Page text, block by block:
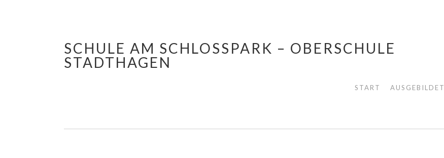
Springe
zum
SCHULE AM SCHLOSSPARK – OBERSCHULE
STADTHAGEN
START AUSGEBILDET